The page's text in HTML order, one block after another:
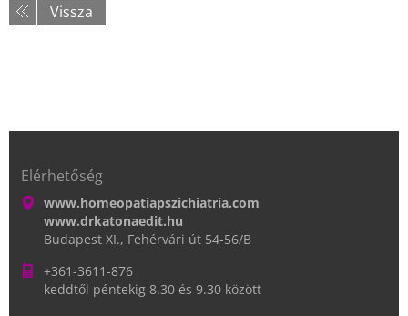
Vissza
Elérhetőség
www.homeopatiapszichiatria.com
www.drkatonaedit.hu
Budapest XI., Fehérvári út 54-56/B
+361-3611-876
keddtől péntekig 8.30 és 9.30 között